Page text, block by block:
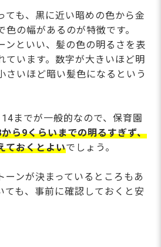
ても、黒に近い暗めの色から金
色の幅があるのが特徴です。
ンといい、髪の色の明るさを表
ています。数字が大きいほど明
さいほど暗い髪色になるという
までが一般的なので、保育園
ら9くらいまでの明るすぎず、
ておくとよいでしょう。
ーンが決まっているところもあ
ても、事前に確認しておくと安